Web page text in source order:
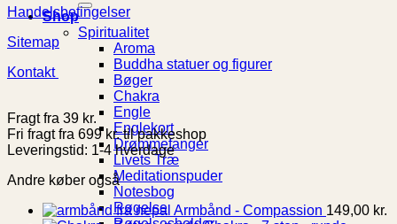
Shop
Spiritualitet
Aroma
Buddha statuer og figurer
Bøger
Chakra
Engle
Englekort
Drømmefanger
Livets Træ
Meditationspuder
Notesbog
Røgelse
Handelsbetingelser
Sitemap
Kontakt
Fragt fra 39 kr.
Fri fragt fra 699 kr. til pakkeshop
Leveringstid: 1-4 hverdage
Andre køber også
Armbånd - Compassion 149,00 kr.